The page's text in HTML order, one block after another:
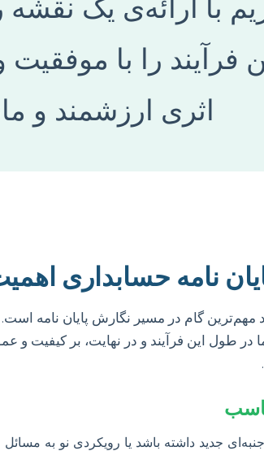
با ارائه‌ی یک
فرآیند را با
اثری ارزشمند و
نامه حسابداری
مهم‌ترین گام در مسیر نگارش پایان نامه
در طول این فرآیند و در نهایت، بر کیفیت و
جدید داشته باشد یا رویکردی نو به